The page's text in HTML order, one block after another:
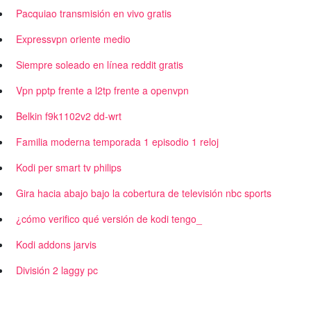
Pacquiao transmisión en vivo gratis
Expressvpn oriente medio
Siempre soleado en línea reddit gratis
Vpn pptp frente a l2tp frente a openvpn
Belkin f9k1102v2 dd-wrt
Familia moderna temporada 1 episodio 1 reloj
Kodi per smart tv philips
Gira hacia abajo bajo la cobertura de televisión nbc sports
¿cómo verifico qué versión de kodi tengo_
Kodi addons jarvis
División 2 laggy pc